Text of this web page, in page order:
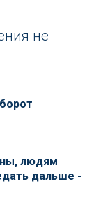
не
людям
дальше -